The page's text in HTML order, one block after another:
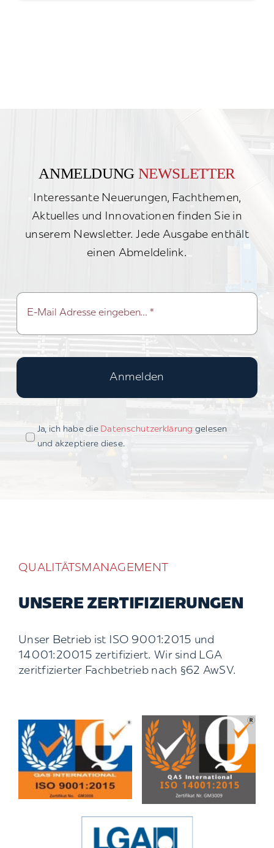
ANMELDUNG NEWSLETTER
Interessante Neuerungen, Fachthemen,
Aktuelles und Innovationen finden Sie in
unserem Newsletter. Jede Ausgabe enthält
einen Abmeldelink.
Anmelden
Ja, ich habe die Datenschutzerklärung gelesen
und akzeptiere diese.
QUALITÄTSMANAGEMENT
UNSERE ZERTIFIZIERUNGEN
Unser Betrieb ist ISO 9001:2015 und
14001:20015 zertifiziert. Wir sind LGA
zeritfizierter Fachbetrieb nach §62 AwSV.